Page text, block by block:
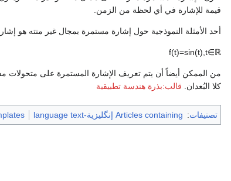
قيمة للإشارة في أي لحظة من الزمن.
أحد الأمثلة النموذجية حول إشارة مستمرة بمجال غير منته هو
f(t)=sin(t) t∈ℝ
من الممكن أيضاً أن يتم تعريف الإشارة المستمرة على متحولات
كلا البُعدان. قالب:بذرة هندسة تطبيقية
تصنيفات: Articles containing إنگليزية-language text